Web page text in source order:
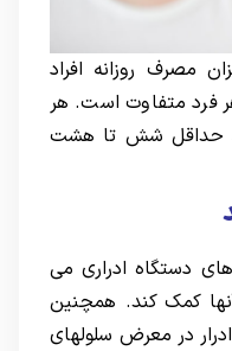
مصرف روزانه افراد
فرد متفاوت است. هر
حداقل شش تا هشت
های دستگاه ادراری می
کمک کند. همچنین
در معرض سلولهای